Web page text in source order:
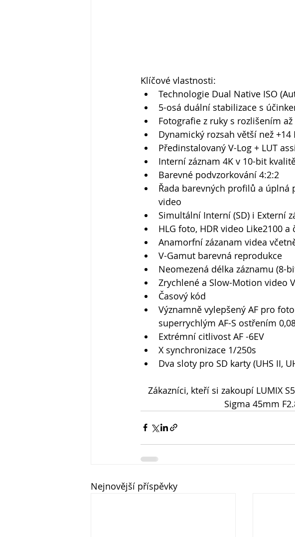
Klíčové vlastnosti:
Technologie Dual Native ISO
5-osá duální stabilizace s
Fotografie z ruky s rozlišením
Dynamický rozsah větší než +14
Předinstalovaný V-Log + LUT
Interní záznam 4K v 10-bit
Barevné podvzorkování 4:2:2
Řada barevných profilů a
video
Simultální Interní (SD) i Externí
HLG foto, HDR video Like2100
Anamorfní zázanam videa
V-Gamut barevná reprodukce
Neomezená délka záznamu (8-
Zrychlené a Slow-Motion video
Časový kód
Významně vylepšený AF pro
superrychlým AF-S ostřením
Extrémní citlivost AF -6EV
X synchronizace 1/250s
Dva sloty pro SD karty (UHS II,
Zákazníci, kteří si zakoupí LUMIX
Sigma 45mm
Nejnovější příspěvky